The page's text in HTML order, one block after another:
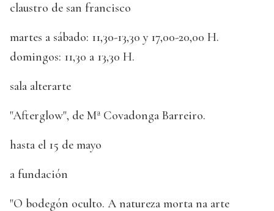
claustro de san francisco
martes a sábado: 11,30-13,30 y 17,00-20,00 H.
domingos: 11,30 a 13,30 H.
sala alterarte
"Afterglow", de Mª Covadonga Barreiro.
hasta el 15 de mayo
a fundación
"O bodegón oculto. A natureza morta na arte